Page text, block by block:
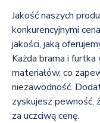
Jakość naszych
konkurencyjnymi
jakości, jaką
Każda brama i
materiałów, co
niezawodność.
zyskujesz pewność,
za uczciwą cenę.